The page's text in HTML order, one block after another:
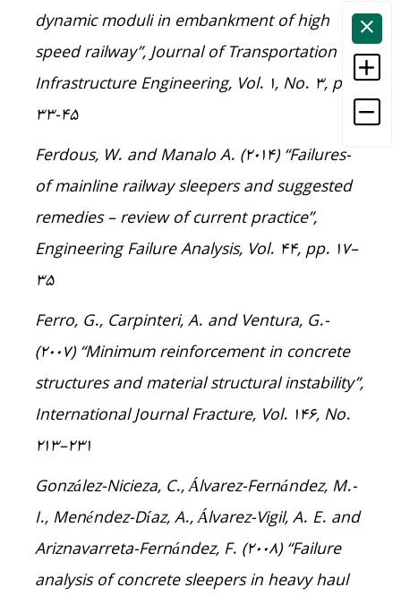
dynamic moduli in embankment of high
speed railway”, Journal of Transportation
Infrastructure Engineering, Vol. 1, No. 3, pp.
33-45
-Ferdous, W. and Manalo A. (2014) “Failures
of mainline railway sleepers and suggested
remedies – review of current practice”,
Engineering Failure Analysis, Vol. 44, pp. 17–
۳۵
-Ferro, G., Carpinteri, A. and Ventura, G.
(2007) “Minimum reinforcement in concrete
structures and material structural instability”,
International Journal Fracture, Vol. 146, No.
213–۲۳۱
-González-Nicieza, C., Álvarez-Fernández, M.
I., Menéndez-Díaz, A., Álvarez-Vigil, A. E. and
Ariznavarreta-Fernández, F. (2008) “Failure
analysis of concrete sleepers in heavy haul